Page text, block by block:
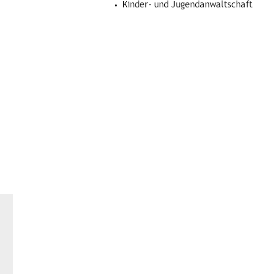
Kinder- und Jugendanwaltschaft